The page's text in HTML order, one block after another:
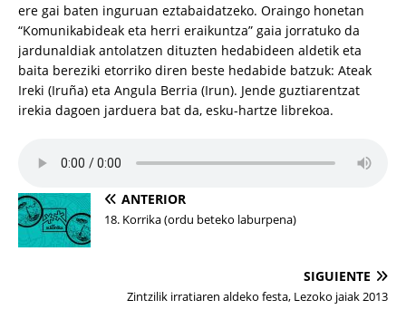
ere gai baten inguruan eztabaidatzeko. Oraingo honetan
“Komunikabideak eta herri eraikuntza” gaia jorratuko da
jardunaldiak antolatzen dituzten hedabideen aldetik eta
baita bereziki etorriko diren beste hedabide batzuk: Ateak
Ireki (Iruña) eta Angula Berria (Irun). Jende guztiarentzat
irekia dagoen jarduera bat da, esku-hartze librekoa.
ANTERIOR
18. Korrika (ordu beteko laburpena)
SIGUIENTE
Zintzilik irratiaren aldeko festa, Lezoko jaiak 2013